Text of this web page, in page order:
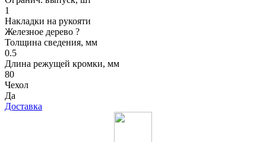
1
Накладки на рукояти
Железное дерево ?
Толщина сведения, мм
0.5
Длина режущей кромки, мм
80
Чехол
Да
Доставка